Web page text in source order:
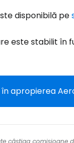
disponibilă pe
este stabilit în
apropierea
câștiga comisioane